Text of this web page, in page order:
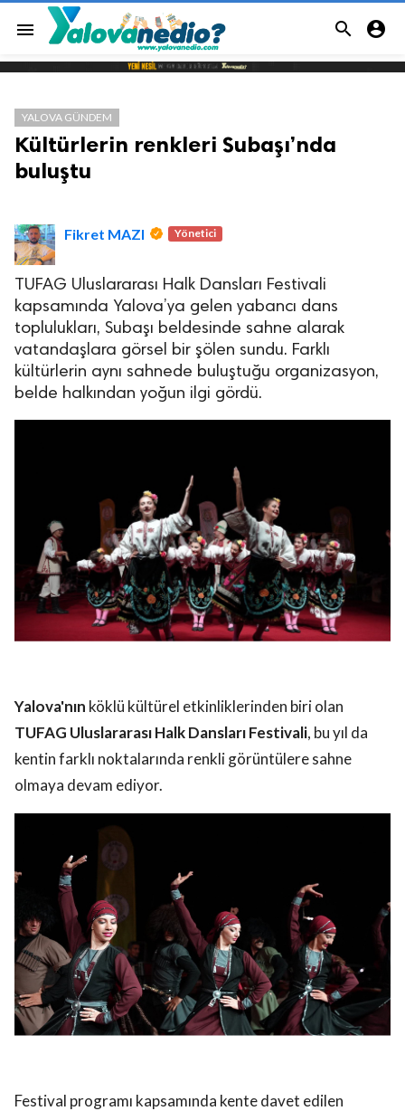
menu  
Asayiş
Saklıdır.
YALOVA GÜNDEM
Kültürlerin renkleri Subaşı’nda
buluştu
Fikret MAZI Yönetici
TUFAG Uluslararası Halk Dansları Festivali
kapsamında Yalova’ya gelen yabancı dans
toplulukları, Subaşı beldesinde sahne alarak
vatandaşlara görsel bir şölen sundu. Farklı
kültürlerin aynı sahnede buluştuğu organizasyon,
belde halkından yoğun ilgi gördü.
Yalova'nın köklü kültürel etkinliklerinden biri olan
TUFAG Uluslararası Halk Dansları Festivali, bu yıl da
kentin farklı noktalarında renkli görüntülere sahne
olmaya devam ediyor.
Festival programı kapsamında kente davet edilen